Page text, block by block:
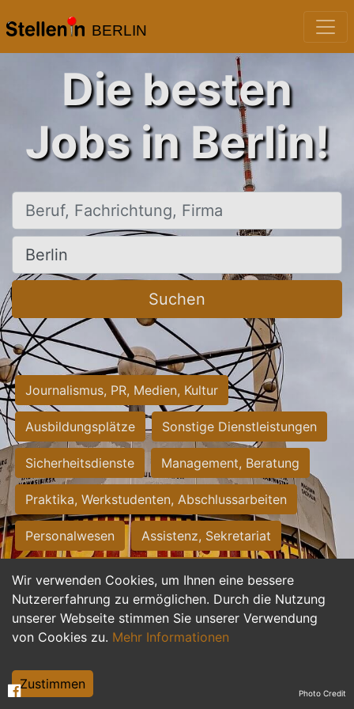
BERLIN
Wir verwenden Cookies, um Ihnen eine bessere
Nutzererfahrung zu ermöglichen. Durch die Nutzung
unserer Webseite stimmen Sie unserer Verwendung
von Cookies zu. Mehr Informationen
Zustimmen
Die besten
Jobs in Berlin!
Beruf, Fachrichtung, Firma
Ort, Stadt
Suchen
Journalismus, PR, Medien, Kultur
Ausbildungsplätze Sonstige Dienstleistungen
Sicherheitsdienste Management, Beratung
Praktika, Werkstudenten, Abschlussarbeiten
Personalwesen Assistenz, Sekretariat
Hilfskräfte, Aushilfs- und Nebenjobs
Einkauf, Logistik, Materialwirtschaft
Weiterbildung, Studium, duale Ausbildung
Tourismus
Photo Credit